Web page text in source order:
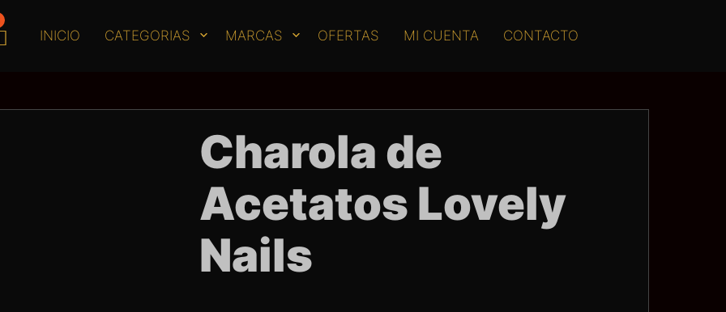
INICIO CATEGORIAS MARCAS OFERTAS MI CUENTA CONTACTO
Charola de
Acetatos Lovely
Nails